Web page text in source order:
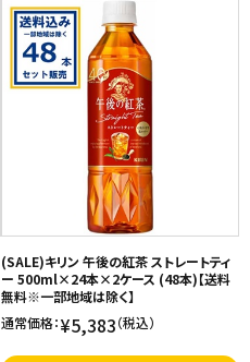
(SALE)キリン 午後の紅茶 ストレートティ
ー 500ml×24本×2ケース (48本)【送料
無料※一部地域は除く】
通常価格：¥5,383（税込）